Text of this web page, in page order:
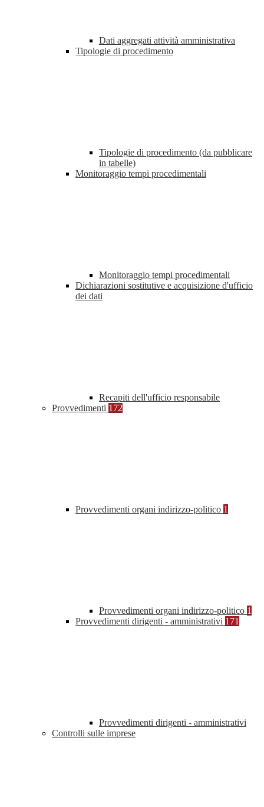
Dati aggregati attività amministrativa
Tipologie di procedimento
Tipologie di procedimento (da pubblicare
in tabelle)
Monitoraggio tempi procedimentali
Monitoraggio tempi procedimentali
Dichiarazioni sostitutive e acquisizione d'ufficio
dei dati
Recapiti dell'ufficio responsabile
Provvedimenti 172
Provvedimenti organi indirizzo-politico 1
Provvedimenti organi indirizzo-politico 1
Provvedimenti dirigenti - amministrativi 171
Provvedimenti dirigenti - amministrativi
Controlli sulle imprese